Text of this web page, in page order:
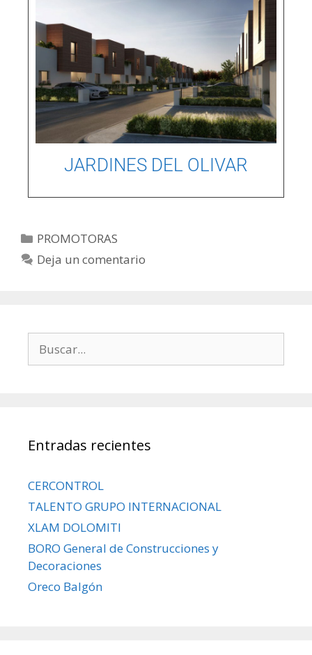
JARDINES DEL OLIVAR
PROMOTORAS
Deja un comentario
Entradas recientes
CERCONTROL
TALENTO GRUPO INTERNACIONAL
XLAM DOLOMITI
BORO General de Construcciones y
Decoraciones
Oreco Balgón